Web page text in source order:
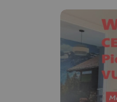
Oups,